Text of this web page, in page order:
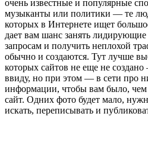
очень известные и популярные
музыканты или политики — те
которых в Интернете ищет
дает вам шанс занять
запросам и получить неплохой
обычно и создаются. Тут лучше
которых сайтов не еще не
ввиду, но при этом — в сети про
информации, чтобы вам было, чем
сайт. Одних фото будет мало,
искать, переписывать и